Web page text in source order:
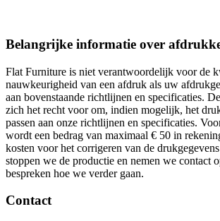
Belangrijke informatie over
Flat Furniture is niet verantwoordelijk voor de
nauwkeurigheid van een afdruk als uw
aan bovenstaande richtlijnen en specificaties.
zich het recht voor om, indien mogelijk, het
passen aan onze richtlijnen en specificaties.
wordt een bedrag van maximaal € 50 in
kosten voor het corrigeren van de
stoppen we de productie en nemen we contact
bespreken hoe we verder gaan.
Contact